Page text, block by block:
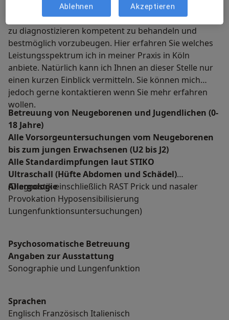
Der modernen Medizin stehen unterschiedlichste
Verfahren zur Verfügung um Krankheiten frühzeitig
zu diagnostizieren kompetent zu behandeln und
bestmöglich vorzubeugen. Hier erfahren Sie welches
Leistungsspektrum ich in meiner Praxis in Köln
anbiete. Natürlich kann ich Ihnen an dieser Stelle nur
einen kurzen Einblick vermitteln. Sie können mich
jedoch gerne kontaktieren wenn Sie mehr erfahren
wollen.
Betreuung von Neugeborenen und Jugendlichen (0-
18 Jahre)
Alle Vorsorgeuntersuchungen vom Neugeborenen
bis zum jungen Erwachsenen (U2 bis J2)
Alle Standardimpfungen laut STIKO
Ultraschall (Hüfte Abdomen und Schädel)
Allergologie
(Diagnostik einschließlich RAST Prick und nasaler
Provokation Hyposensibilisierung
Lungenfunktionsuntersuchungen)
Psychosomatische Betreuung
Angaben zur Ausstattung
Sonographie und Lungenfunktion
Sprachen
Englisch Französisch Italienisch
Ablehnen Akzeptieren